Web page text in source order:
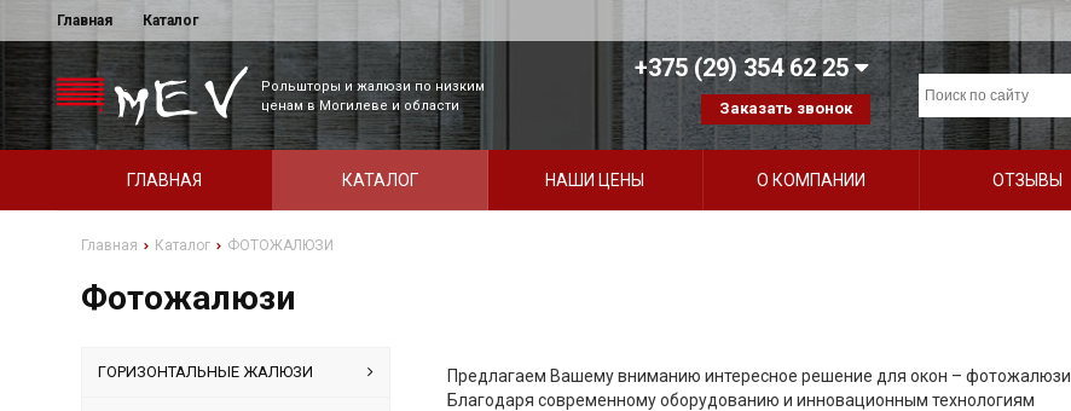
Главная Каталог
Рольшторы и жалюзи по низким
ценам в Могилеве и области
+375 (29) 354 62 25
Заказать звонок
ГЛАВНАЯ КАТАЛОГ НАШИ ЦЕНЫ О КОМПАНИИ ОТЗЫВЫ
Главная Каталог ФОТОЖАЛЮЗИ
Фотожалюзи
ГОРИЗОНТАЛЬНЫЕ ЖАЛЮЗИ
Предлагаем Вашему вниманию интересное решение для окон – фотожалюзи.
Благодаря современному оборудованию и инновационным технологиям